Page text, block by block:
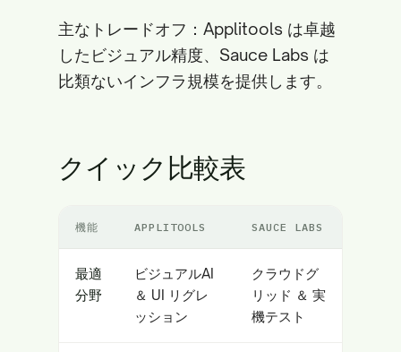
主なトレードオフ：Applitools は卓越
したビジュアル精度、Sauce Labs は
比類ないインフラ規模を提供します。
クイック比較表
機能 APPLITOOLS SAUCE LABS
最適
分野
ビジュアルAI
＆ UI リグレ
ッション
クラウドグ
リッド ＆ 実
機テスト